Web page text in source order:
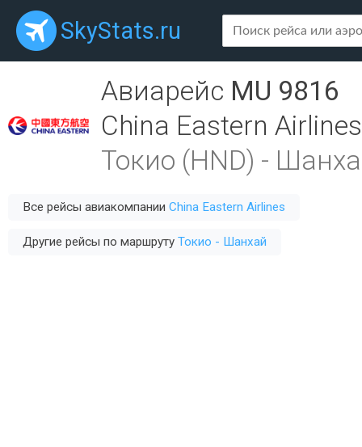
SkyStats.ru
Авиарейс MU 9816
China Eastern Airlines
Токио (HND) -
Все рейсы авиакомпании China Eastern Airlines
Другие рейсы по маршруту Токио - Шанхай